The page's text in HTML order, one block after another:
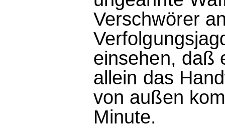
Verschwörer
einsehen, daß
allein das
von außen
Minute.